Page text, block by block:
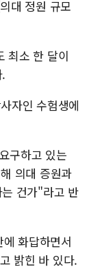
대 정원 규모
최소 한 달이
자인 수험생에
구하고 있는
의대 증원과
건가"라고 반
화답하면서
밝힌 바 있다.